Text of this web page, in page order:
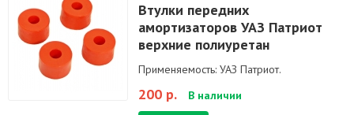
Втулки передних
амортизаторов УАЗ Патриот
верхние полиуретан
Применяемость: УАЗ Патриот.
200 р. В наличии